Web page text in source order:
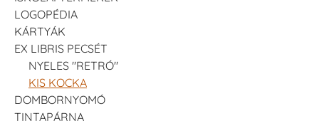
LOGOPÉDIA
KÁRTYÁK
EX LIBRIS PECSÉT
NYELES "RETRÓ"
KIS KOCKA
DOMBORNYOMÓ
TINTAPÁRNA